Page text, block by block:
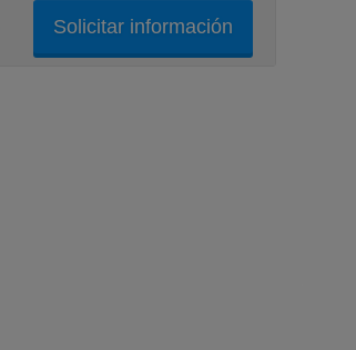
Solicitar información